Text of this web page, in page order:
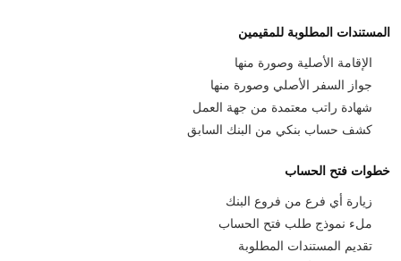
المستندات المطلوبة للمقيمين
الإقامة الأصلية وصورة منها
جواز السفر الأصلي وصورة منها
شهادة راتب معتمدة من جهة العمل
كشف حساب بنكي من البنك السابق
خطوات فتح الحساب
زيارة أي فرع من فروع البنك
ملء نموذج طلب فتح الحساب
تقديم المستندات المطلوبة